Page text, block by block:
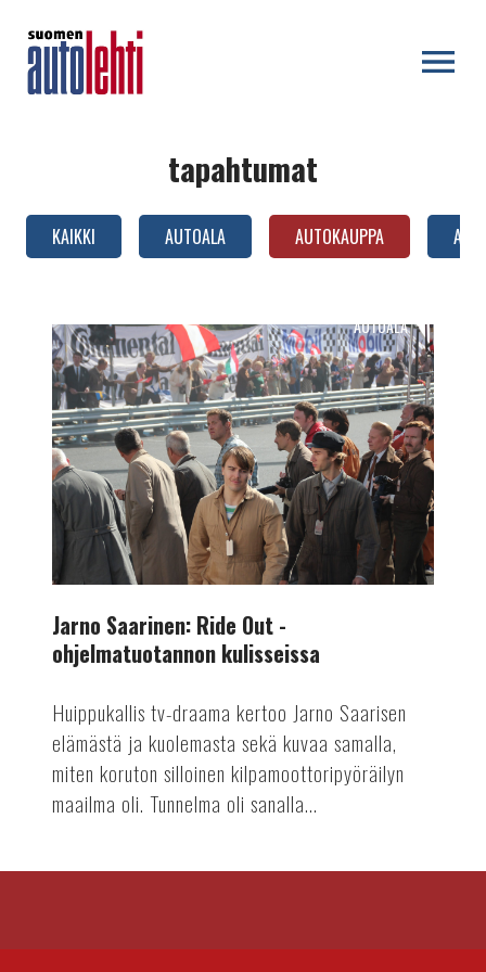
tapahtumat
KAIKKI AUTOALA AUTOKAUPPA
Jarno
Saarinen:
Ride
Out
-
ohjelmatuotannon
kulisseissa
AUTOALA
Jarno Saarinen: Ride Out -
ohjelmatuotannon kulisseissa
Huippukallis tv-draama kertoo Jarno Saarisen
elämästä ja kuolemasta sekä kuvaa samalla,
miten koruton silloinen kilpamoottoripyöräilyn
maailma oli. Tunnelma oli sanalla...